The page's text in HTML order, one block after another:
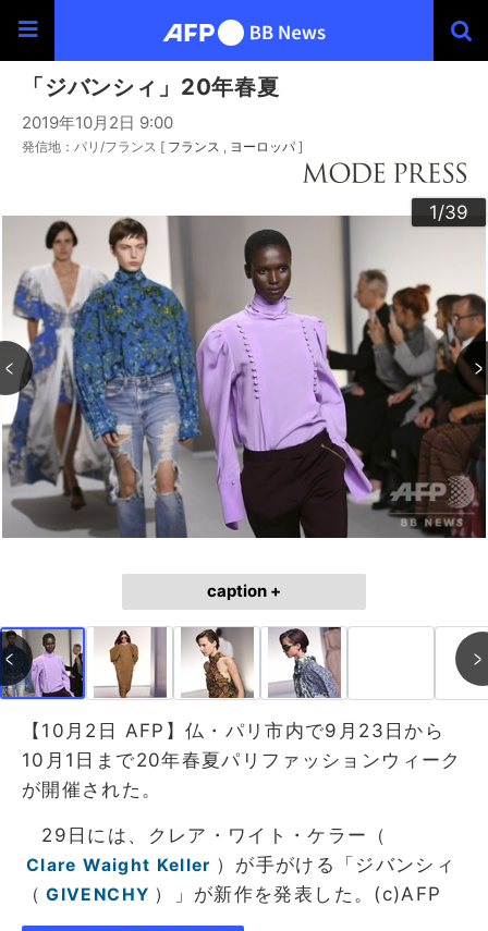
「ジバンシィ」20年春夏
2019年10月2日 9:00
発信地：パリ/フランス [ フランス ヨーロッパ ]
1/39
2/39
3/39
4/39
5/39
6/39
7/39
8/39
9/39
10/39
11/39
12/39
13/39
14/39
15/39
16/39
17/39
18/39
19/39
20/39
21/39
22/39
23/39
24/39
25/39
26/39
27/39
28/39
29/39
30/39
31/39
32/39
33/39
34/39
35/39
36/39
37/39
38/39
39/39
caption +
【10月2日 AFP】仏・パリ市内で9月23日から
10月1日まで20年春夏パリファッションウィーク
が開催された。
29日には、クレア・ワイト・ケラー（
Clare Waight Keller ）が手がける「ジバンシィ
（ GIVENCHY ）」が新作を発表した。(c)AFP